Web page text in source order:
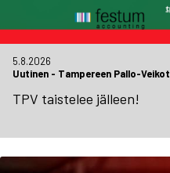
5.8.2026
Uutinen - Tampereen Pallo-Veikot
TPV taistelee jälleen!